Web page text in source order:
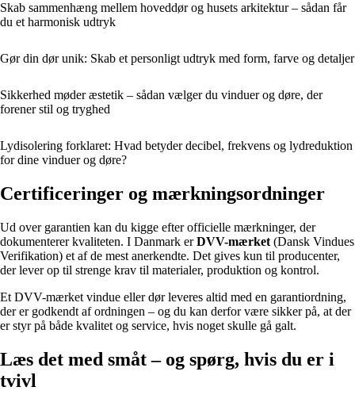
Skab sammenhæng mellem hoveddør og husets arkitektur – sådan får
du et harmonisk udtryk
Gør din dør unik: Skab et personligt udtryk med form, farve og detaljer
Sikkerhed møder æstetik – sådan vælger du vinduer og døre, der
forener stil og tryghed
Lydisolering forklaret: Hvad betyder decibel, frekvens og lydreduktion
for dine vinduer og døre?
Certificeringer og mærkningsordninger
Ud over garantien kan du kigge efter officielle mærkninger, der
dokumenterer kvaliteten. I Danmark erDVV-mærket (Dansk Vindues
Verifikation) et af de mest anerkendte. Det gives kun til producenter,
der lever op til strenge krav til materialer, produktion og kontrol.
Et DVV-mærket vindue eller dør leveres altid med en garantiordning,
der er godkendt af ordningen – og du kan derfor være sikker på, at der
er styr på både kvalitet og service, hvis noget skulle gå galt.
Læs det med småt – og spørg, hvis du er i
tvivl